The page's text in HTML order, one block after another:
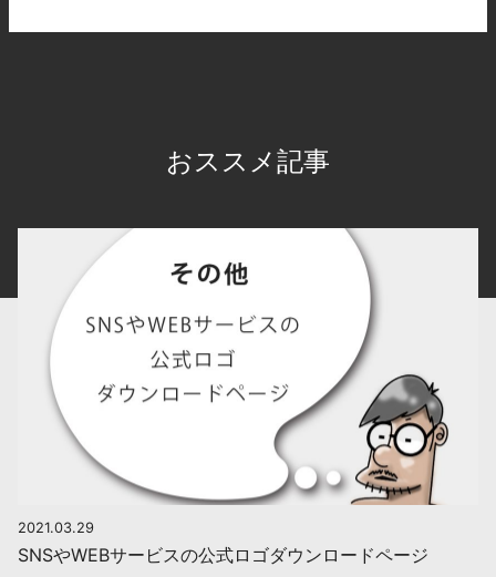
おススメ記事
2021.03.29
SNSやWEBサービスの公式ロゴダウンロードページ